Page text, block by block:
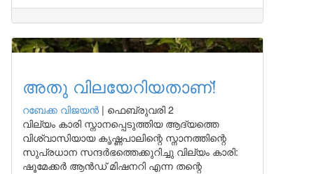
അതു വിലയേറിയതാണ്!
റബേക്ക വിജയൻ | ഫെബ്രുവരി 2
വില്യം കാരി സ്നാനപ്പെടുത്തിയ ആദ്യത്തെ
വിശ്വാസിയായ കൃഷ്ണപാലിന്റെ സ്നാനത്തിന്റെ
സുപ്രധാന സന്ദർഭത്തെക്കുറിച്ചു വില്യം കാരി:
ഷൂമേക്കർ ആൻഡ് മിഷനറി എന്ന തന്റെ